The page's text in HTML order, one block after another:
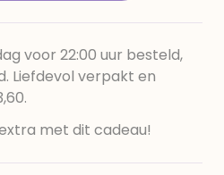
voor 22:00 uur besteld,
Liefdevol verpakt en
met dit cadeau!